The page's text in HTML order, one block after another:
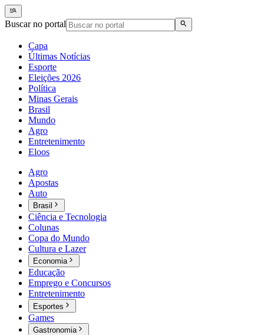
Buscar no portal
Capa
Últimas Notícias
Esporte
Eleições 2026
Política
Minas Gerais
Brasil
Mundo
Agro
Entretenimento
Eloos
Agro
Apostas
Auto
Brasil
Ciência e Tecnologia
Colunas
Copa do Mundo
Cultura e Lazer
Economia
Educação
Emprego e Concursos
Entretenimento
Esportes
Games
Gastronomia